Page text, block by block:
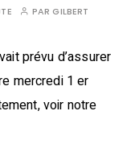
PARGILBERT
prévu d’assurer
mercredi 1 er
voir notre